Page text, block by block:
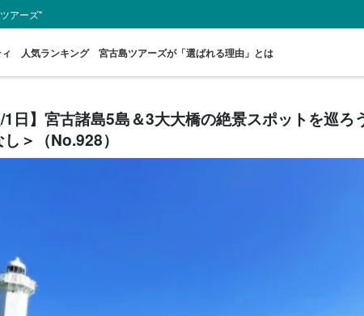
アーズ"
人気ランキング 宮古島ツアーズが「選ばれる理由」とは
/1日】宮古諸島5島＆3大大橋の絶景スポットを巡
＞（No.928）